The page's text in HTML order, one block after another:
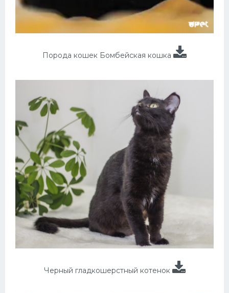
Порода кошек Бомбейская кошка
Черный гладкошерстный котенок